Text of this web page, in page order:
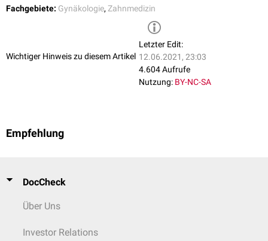
Fachgebiete: Gynäkologie, Zahnmedizin
Wichtiger Hinweis zu diesem Artikel
Letzter Edit:
12.06.2021, 23:03
4.604 Aufrufe
Nutzung: BY-NC-SA
Empfehlung
DocCheck
Über Uns
Investor Relations